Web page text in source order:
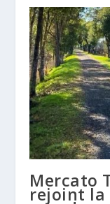
Mercato
rejoint la